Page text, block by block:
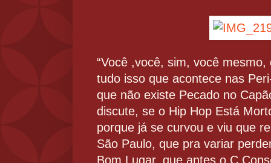
“Você ,você, sim, você
tudo isso que acontece nas
que não existe Pecado no
discute, se o Hip Hop Está
porque já se curvou e viu que
São Paulo, que pra variar
Bom Lugar, que antes o C